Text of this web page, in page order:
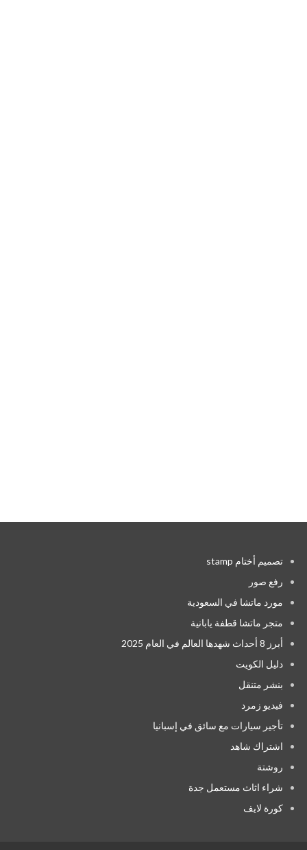
تصميم أختام stamp
رفع صور
مورد ماتشا في السعودية
متجر ماتشا قطفة يابانية
أبرز 8 أحداث شهدها العالم في العام 2025
دليل الكويت
بنشر متنقل
فيديو زمرد
تأجير سيارات مع سائق في إسبانيا
اشتراك شاهد
روشتة
شراء اثاث مستعمل جدة
كورة لايف